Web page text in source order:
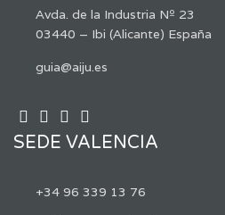
Avda. de la Industria Nº 23
03440 – Ibi (Alicante) España
guia@aiju.es
SEDE VALENCIA
+34 96 339 13 76